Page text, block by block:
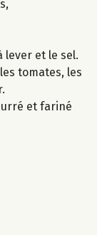
lever et le sel.
tomates, les
et fariné